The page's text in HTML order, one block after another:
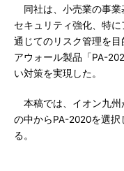
同社は、小売業の事業
セキュリティ強化、特
通じてのリスク管理を
アウォール製品「PA-
い対策を実現した。
本稿では、イオン九州
の中からPA-2020を選
る。